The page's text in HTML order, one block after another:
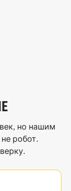
но нашим
робот.